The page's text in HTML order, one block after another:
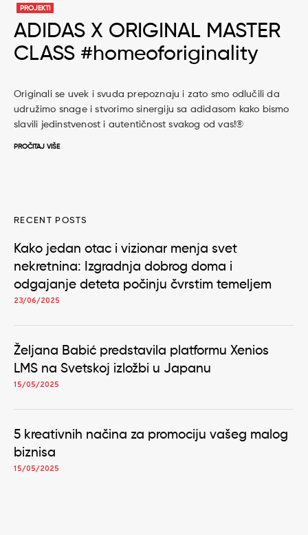
PROJEKTI
ADIDAS X ORIGINAL MASTER
CLASS #homeoforiginality
Originali se uvek i svuda prepoznaju i zato smo odlučili da
udružimo snage i stvorimo sinergiju sa adidasom kako bismo
slavili jedinstvenost i autentičnost svakog od vas!®
PROČITAJ VIŠE
RECENT POSTS
Kako jedan otac i vizionar menja svet
nekretnina: Izgradnja dobrog doma i
odgajanje deteta počinju čvrstim temeljem
23/06/2025
Željana Babić predstavila platformu Xenios
LMS na Svetskoj izložbi u Japanu
15/05/2025
5 kreativnih načina za promociju vašeg malog
biznisa
15/05/2025